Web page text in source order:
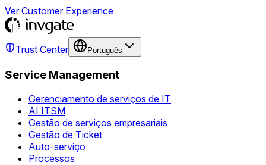
Ver Customer Experience
Trust Center Português
Service Management
Gerenciamento de serviços de IT
AI ITSM
Gestão de serviços empresariais
Gestão de Ticket
Auto-serviço
Processos